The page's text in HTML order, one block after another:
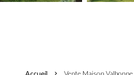
Accueil Vente Maison